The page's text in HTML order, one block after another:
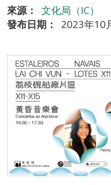
來源：
文化局（IC）
發布日期：
2023年10